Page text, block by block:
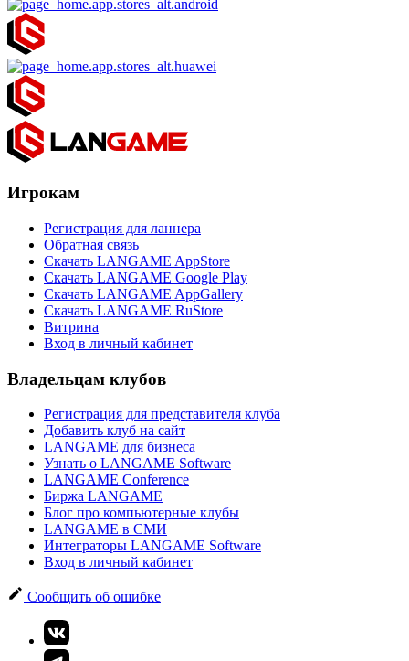
Игрокам
Регистрация для ланнера
Обратная связь
Скачать LANGAME AppStore
Скачать LANGAME Google Play
Скачать LANGAME AppGallery
Скачать LANGAME RuStore
Витрина
Вход в личный кабинет
Владельцам клубов
Регистрация для представителя клуба
Добавить клуб на сайт
LANGAME для бизнеса
Узнать о LANGAME Software
LANGAME Conference
Биржа LANGAME
Блог про компьютерные клубы
LANGAME в СМИ
Интеграторы LANGAME Software
Вход в личный кабинет
Сообщить об ошибке